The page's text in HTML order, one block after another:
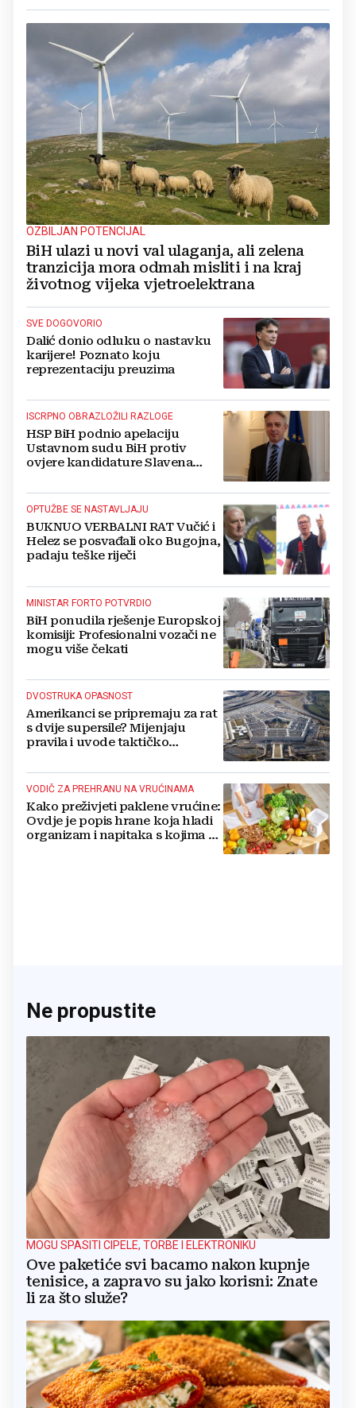
OZBILJAN POTENCIJAL
BiH ulazi u novi val ulaganja, ali zelena
tranzicija mora odmah misliti i na kraj
životnog vijeka vjetroelektrana
SVE DOGOVORIO
Dalić donio odluku o nastavku
karijere! Poznato koju
reprezentaciju preuzima
ISCRPNO OBRAZLOŽILI RAZLOGE
HSP BiH podnio apelaciju
Ustavnom sudu BiH protiv
ovjere kandidature Slavena
OPTUŽBE SE NASTAVLJAJU
BUKNUO VERBALNI RAT Vučić i
Helez se posvađali oko Bugojna,
padaju teške riječi
MINISTAR FORTO POTVRDIO
BiH ponudila rješenje Europskoj
komisiji: Profesionalni vozači ne
mogu više čekati
DVOSTRUKA OPASNOST
Amerikanci se pripremaju za rat
s dvije supersile? Mijenjaju
pravila i uvode taktičko
VODIČ ZA PREHRANU NA VRUĆINAMA
Kako preživjeti paklene vrućine:
Ovdje je popis hrane koja hladi
organizam i napitaka s kojima si
Ne propustite
MOGU SPASITI CIPELE, TORBE I ELEKTRONIKU
Ove paketiće svi bacamo nakon kupnje
tenisice, a zapravo su jako korisni: Znate
li za što služe?